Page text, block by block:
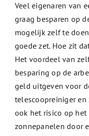
Veel eigenaren van
graag besparen op
mogelijk zelf te
goede zet. Hoe zit
Het voordeel van
besparing op de
geld uitgeven voor
telescoopreiniger en
ook het risico op het
zonnepanelen door